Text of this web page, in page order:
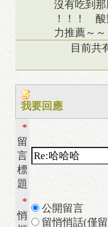
沒有吃到
！！！ 酸
力推薦～～
目前共
我要回應
*
留
言
標
題
*
悄
公開留言
留悄悄話(僅